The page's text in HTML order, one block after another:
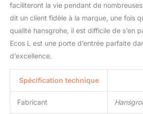
faciliteront la vie pendant de
dit un client fidèle à la marque, une fois
qualité hansgrohe, il est difficile de s’en
Ecos L est une porte d’entrée parfaite
d’excellence.
Spécification technique
Fabricant